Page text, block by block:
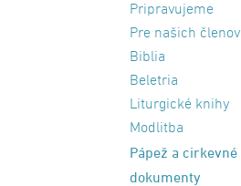
Pripravujeme
Pre našich členov
Biblia
Beletria
Liturgické knihy
Modlitba
Pápež a cirkevné
dokumenty